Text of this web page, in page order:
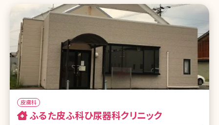
皮膚科
ふるた皮ふ科ひ尿器科クリニック